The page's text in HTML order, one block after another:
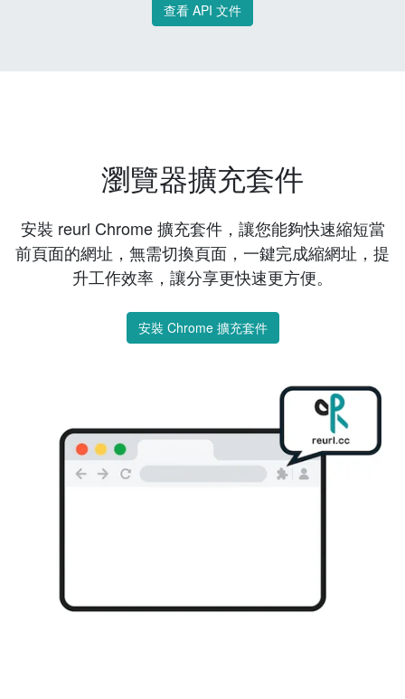
查看 API 文件
瀏覽器擴充套件
安裝 reurl Chrome 擴充套件，讓您能夠快速縮短當
前頁面的網址，無需切換頁面，一鍵完成縮網址，提
升工作效率，讓分享更快速更方便。
安裝 Chrome 擴充套件